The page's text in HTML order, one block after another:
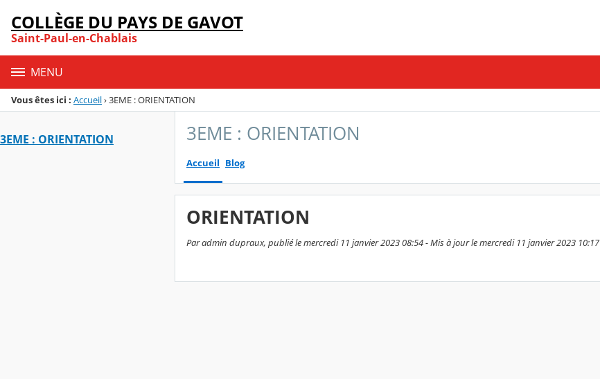
Menu de la rubrique
Contenu
COLLÈGE DU PAYS DE GAVOT
Saint-Paul-en-Chablais
MENU
Vous êtes ici : Accueil›3EME : ORIENTATION
3EME : ORIENTATION 3EME : ORIENTATION
Accueil Blog
ORIENTATION
Par admin dupraux, publié le mercredi 11 janvier 2023 08:54 - Mis à jour le mercredi 11 janvier 2023 10:17